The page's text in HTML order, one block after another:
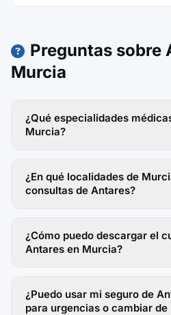
Preguntas sobre
Murcia
¿Qué especialidades
Murcia?
¿En qué localidades de
consultas de Antares?
¿Cómo puedo descargar el
Antares en Murcia?
¿Puedo usar mi seguro de
para urgencias o cambiar de